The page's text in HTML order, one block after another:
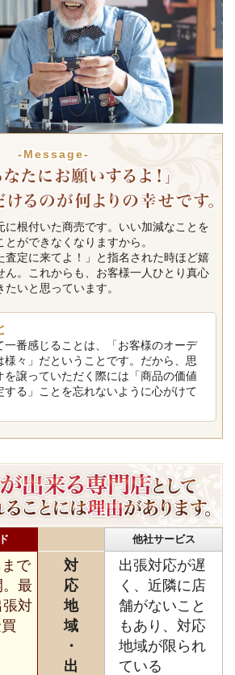
-Message-
に根付いた商売です。いい加減なことを
ができなくなりますから。
査定に来てよ！」と指名された時ほど嬉
ん。これからも、お客様一人ひとり真心
いと思っています。
一番感じることは、「お客様のオーデ
様々」だということです。だから、思
を譲っていただく際には「商品の価値
する」ことを忘れないように心がけて
他社サービス
で
最
張対
対
応
地
域
・
出
出張対応が遅
く、近隣に店
舗がないこと
もあり、対応
地域が限られ
ている